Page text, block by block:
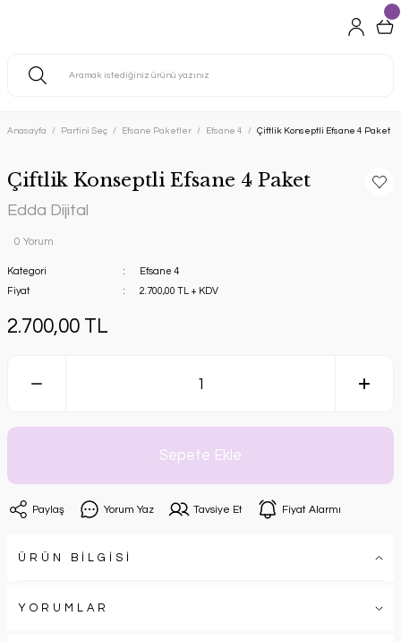
Anasayfa Partini Seç Efsane Paketler Efsane 4 Çiftlik Konseptli Efsane 4 Paket
Çiftlik Konseptli Efsane 4 Paket
Edda Dijital
0 Yorum
Kategori
Efsane 4
Fiyat
2.700,00 TL + KDV
2.700,00 TL
Sepete Ekle
Paylaş Yorum Yaz Tavsiye Et Fiyat Alarmı
ÜRÜN BİLGİSİ
YORUMLAR